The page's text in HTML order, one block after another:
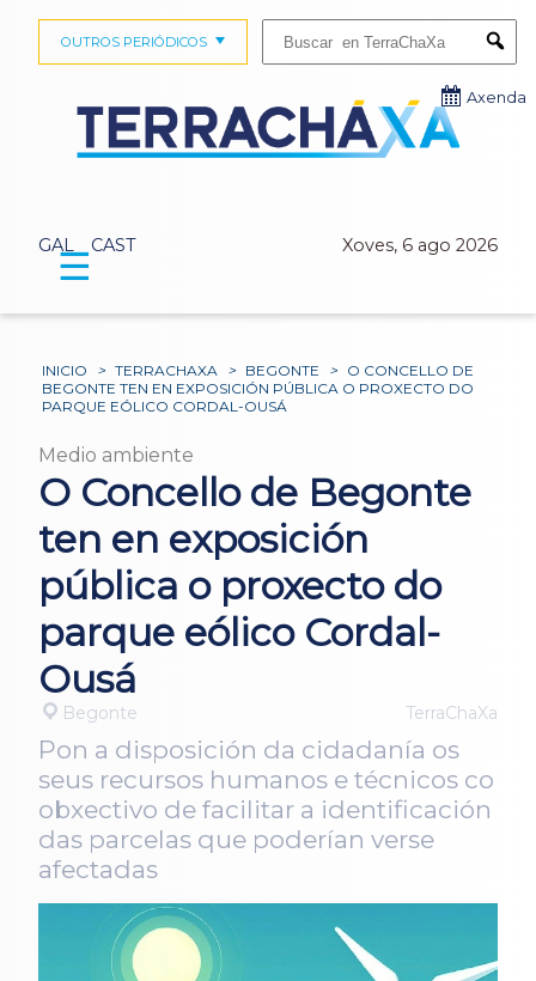
GAL CAST Xoves, 6 ago 2026
OUTROS PERIÓDICOS
Axenda
☰
INICIO > TERRACHAXA > BEGONTE > O CONCELLO DE
BEGONTE TEN EN EXPOSICIÓN PÚBLICA O PROXECTO DO
PARQUE EÓLICO CORDAL-OUSÁ
Medio ambiente
O Concello de Begonte
ten en exposición
pública o proxecto do
parque eólico Cordal-
Ousá
Begonte TerraChaXa
Pon a disposición da cidadanía os
seus recursos humanos e técnicos co
obxectivo de facilitar a identificación
das parcelas que poderían verse
afectadas